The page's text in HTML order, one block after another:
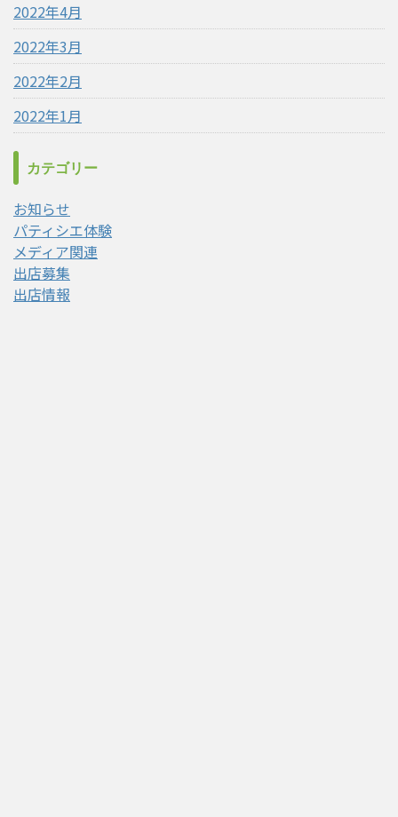
2022年4月
2022年3月
2022年2月
2022年1月
カテゴリー
お知らせ
パティシエ体験
メディア関連
出店募集
出店情報